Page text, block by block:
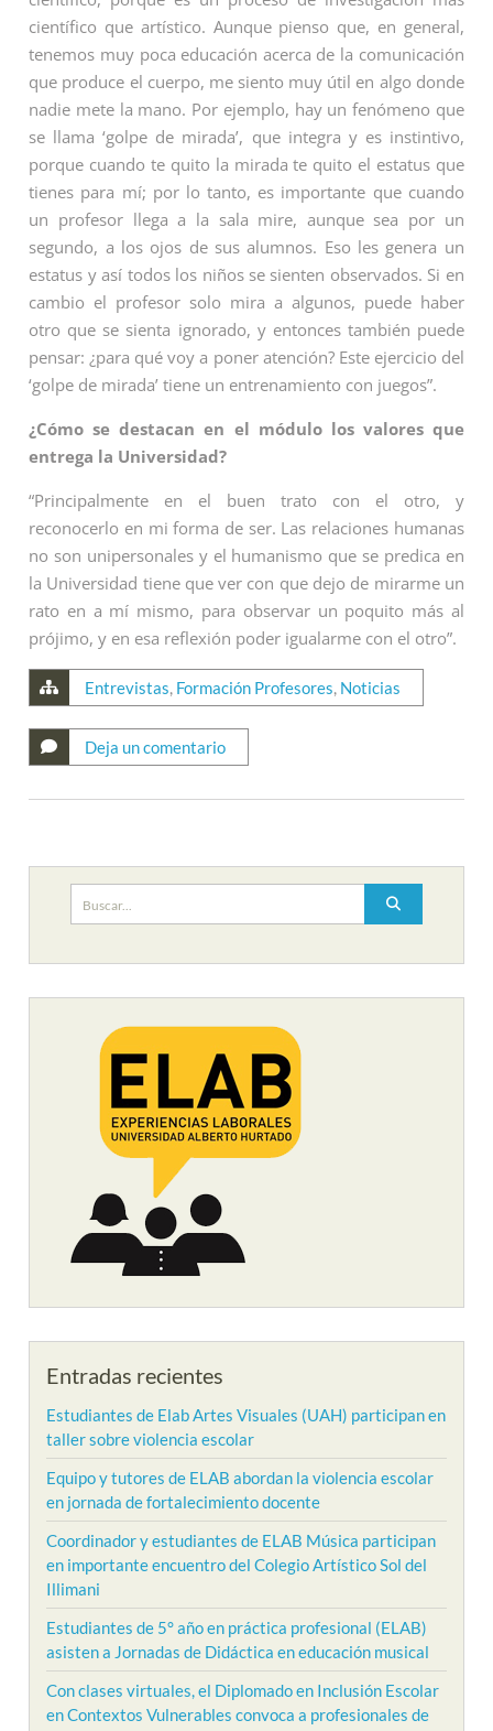
científico que artístico. Aunque pienso que, en general,
tenemos muy poca educación acerca de la comunicación
que produce el cuerpo, me siento muy útil en algo donde
nadie mete la mano. Por ejemplo, hay un fenómeno que
se llama ‘golpe de mirada’, que integra y es instintivo,
porque cuando te quito la mirada te quito el estatus que
tienes para mí; por lo tanto, es importante que cuando
un profesor llega a la sala mire, aunque sea por un
segundo, a los ojos de sus alumnos. Eso les genera un
estatus y así todos los niños se sienten observados. Si en
cambio el profesor solo mira a algunos, puede haber
otro que se sienta ignorado, y entonces también puede
pensar: ¿para qué voy a poner atención? Este ejercicio del
‘golpe de mirada’ tiene un entrenamiento con juegos”.
¿Cómo se destacan en el módulo los valores que
entrega la Universidad?
“Principalmente en el buen trato con el otro, y
reconocerlo en mi forma de ser. Las relaciones humanas
no son unipersonales y el humanismo que se predica en
la Universidad tiene que ver con que dejo de mirarme un
rato en a mí mismo, para observar un poquito más al
prójimo, y en esa reflexión poder igualarme con el otro”.
Entrevistas, Formación Profesores, Noticias
Deja un comentario
Entradas recientes
Estudiantes de Elab Artes Visuales (UAH) participan en
taller sobre violencia escolar
Equipo y tutores de ELAB abordan la violencia escolar
en jornada de fortalecimiento docente
Coordinador y estudiantes de ELAB Música participan
en importante encuentro del Colegio Artístico Sol del
Illimani
Estudiantes de 5° año en práctica profesional (ELAB)
asisten a Jornadas de Didáctica en educación musical
Con clases virtuales, el Diplomado en Inclusión Escolar
en Contextos Vulnerables convoca a profesionales de